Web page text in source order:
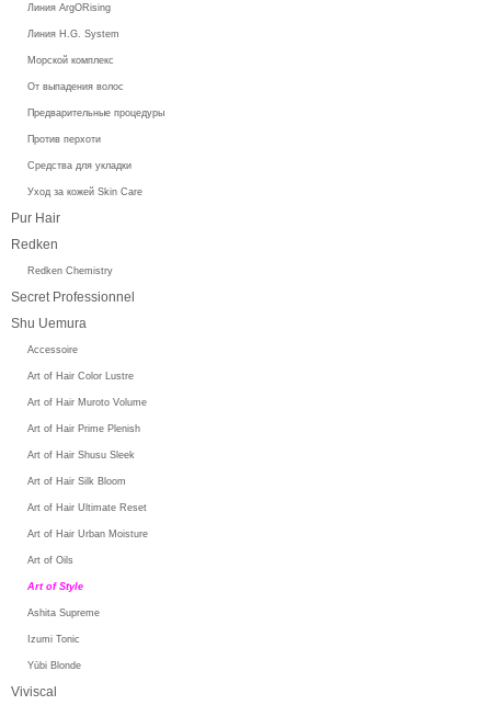
Линия ArgORising
Линия H.G. System
Морской комплекс
От выпадения волос
Предварительные процедуры
Против перхоти
Средства для укладки
Уход за кожей Skin Care
Pur Hair
Redken
Redken Chemistry
Secret Professionnel
Shu Uemura
Accessoire
Art of Hair Color Lustre
Art of Hair Muroto Volume
Art of Hair Prime Plenish
Art of Hair Shusu Sleek
Art of Hair Silk Bloom
Art of Hair Ultimate Reset
Art of Hair Urban Moisture
Art of Oils
Art of Style
Ashita Supreme
Izumi Tonic
Yūbi Blonde
Viviscal